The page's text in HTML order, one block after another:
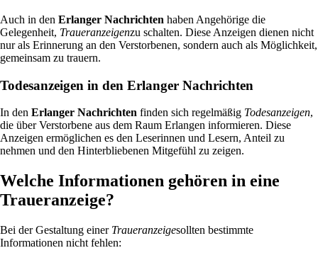
Auch in den Erlanger Nachrichten haben Angehörige die
Gelegenheit, Traueranzeigenzu schalten. Diese Anzeigen dienen nicht
nur als Erinnerung an den Verstorbenen, sondern auch als Möglichkeit,
gemeinsam zu trauern.
Todesanzeigen in den Erlanger Nachrichten
In den Erlanger Nachrichten finden sich regelmäßig Todesanzeigen,
die über Verstorbene aus dem Raum Erlangen informieren. Diese
Anzeigen ermöglichen es den Leserinnen und Lesern, Anteil zu
nehmen und den Hinterbliebenen Mitgefühl zu zeigen.
Welche Informationen gehören in eine
Traueranzeige?
Bei der Gestaltung einer Traueranzeigesollten bestimmte
Informationen nicht fehlen: